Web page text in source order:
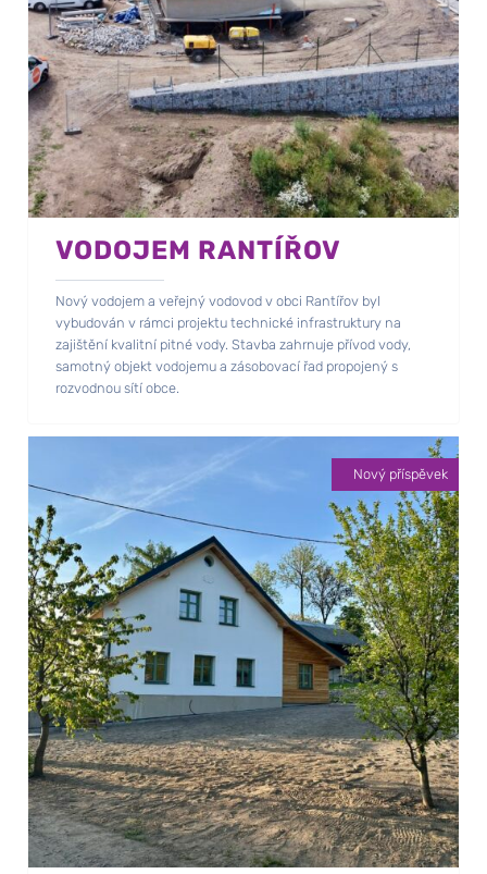
VODOJEM RANTÍŘOV
Nový vodojem a veřejný vodovod v obci Rantířov byl
vybudován v rámci projektu technické infrastruktury na
zajištění kvalitní pitné vody. Stavba zahrnuje přívod vody,
samotný objekt vodojemu a zásobovací řad propojený s
rozvodnou sítí obce.
Nový příspěvek